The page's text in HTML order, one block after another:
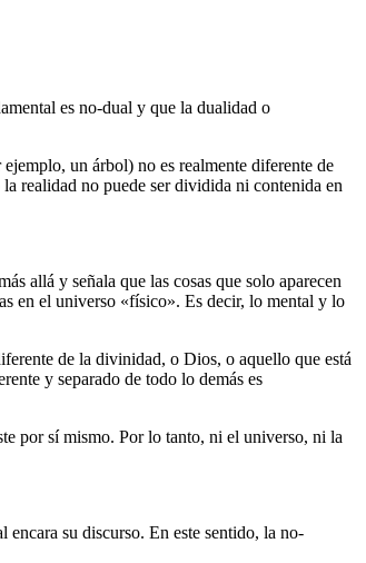
es no-dual y que la dualidad o
un árbol) no es realmente diferente de
realidad no puede ser dividida ni contenida en
allá y señala que las cosas que solo aparecen
en el universo «físico». Es decir, lo mental y lo
de la divinidad, o Dios, o aquello que está
y separado de todo lo demás es
por sí mismo. Por lo tanto, ni el universo, ni la
su discurso. En este sentido, la no-